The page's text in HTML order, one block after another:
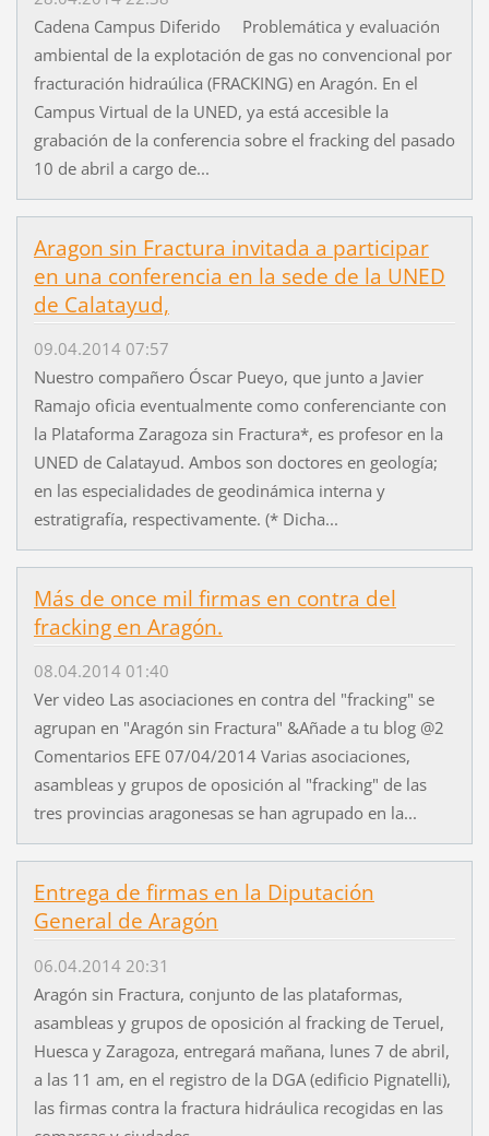
Cadena Campus Diferido Problemática y evaluación
ambiental de la explotación de gas no convencional por
fracturación hidraúlica (FRACKING) en Aragón. En el
Campus Virtual de la UNED, ya está accesible la
grabación de la conferencia sobre el fracking del pasado
10 de abril a cargo de...
Aragon sin Fractura invitada a participar
en una conferencia en la sede de la UNED
de Calatayud,
09.04.2014 07:57
Nuestro compañero Óscar Pueyo, que junto a Javier
Ramajo oficia eventualmente como conferenciante con
la Plataforma Zaragoza sin Fractura*, es profesor en la
UNED de Calatayud. Ambos son doctores en geología;
en las especialidades de geodinámica interna y
estratigrafía, respectivamente. (* Dicha...
Más de once mil firmas en contra del
fracking en Aragón.
08.04.2014 01:40
Ver video Las asociaciones en contra del "fracking" se
agrupan en "Aragón sin Fractura" &Añade a tu blog @2
Comentarios EFE 07/04/2014 Varias asociaciones,
asambleas y grupos de oposición al "fracking" de las
tres provincias aragonesas se han agrupado en la...
Entrega de firmas en la Diputación
General de Aragón
06.04.2014 20:31
Aragón sin Fractura, conjunto de las plataformas,
asambleas y grupos de oposición al fracking de Teruel,
Huesca y Zaragoza, entregará mañana, lunes 7 de abril,
a las 11 am, en el registro de la DGA (edificio Pignatelli),
las firmas contra la fractura hidráulica recogidas en las